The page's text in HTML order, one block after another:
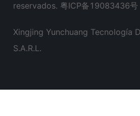
reservados. 粤ICP备19083436号
Xingjing Yunchuang Tecnología
S.A.R.L.